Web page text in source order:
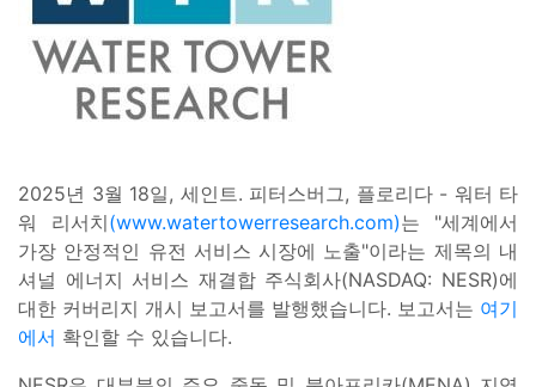
2025년 3월 18일, 세인트. 피터스버그, 플로리다 - 워터 타
워 리서치(www.watertowerresearch.com)는 "세계에서
가장 안정적인 유전 서비스 시장에 노출"이라는 제목의 내
셔널 에너지 서비스 재결합 주식회사(NASDAQ: NESR)에
대한 커버리지 개시 보고서를 발행했습니다. 보고서는 여기
에서 확인할 수 있습니다.